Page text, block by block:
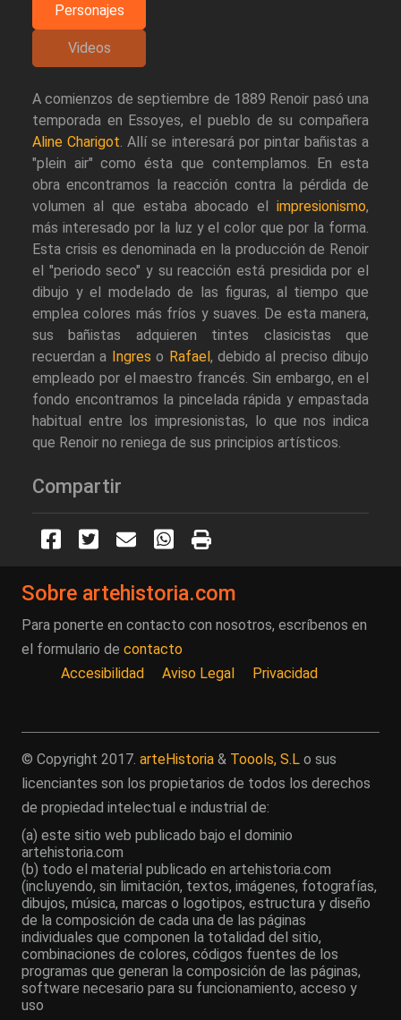
Personajes
Videos
A comienzos de septiembre de 1889 Renoir pasó una
temporada en Essoyes, el pueblo de su compañera
Aline Charigot. Allí se interesará por pintar bañistas a
"plein air" como ésta que contemplamos. En esta
obra encontramos la reacción contra la pérdida de
volumen al que estaba abocado el impresionismo,
más interesado por la luz y el color que por la forma.
Esta crisis es denominada en la producción de Renoir
el "periodo seco" y su reacción está presidida por el
dibujo y el modelado de las figuras, al tiempo que
emplea colores más fríos y suaves. De esta manera,
sus bañistas adquieren tintes clasicistas que
recuerdan a Ingres o Rafael, debido al preciso dibujo
empleado por el maestro francés. Sin embargo, en el
fondo encontramos la pincelada rápida y empastada
habitual entre los impresionistas, lo que nos indica
que Renoir no reniega de sus principios artísticos.
Compartir
Sobre artehistoria.com
Para ponerte en contacto con nosotros, escríbenos en
el formulario de contacto
Accesibilidad
Aviso Legal Privacidad
© Copyright 2017. arteHistoria & Toools, S.L o sus
licenciantes son los propietarios de todos los derechos
de propiedad intelectual e industrial de:
(a) este sitio web publicado bajo el dominio
artehistoria.com
(b) todo el material publicado en artehistoria.com
(incluyendo, sin limitación, textos, imágenes, fotografías,
dibujos, música, marcas o logotipos, estructura y diseño
de la composición de cada una de las páginas
individuales que componen la totalidad del sitio,
combinaciones de colores, códigos fuentes de los
programas que generan la composición de las páginas,
software necesario para su funcionamiento, acceso y
uso